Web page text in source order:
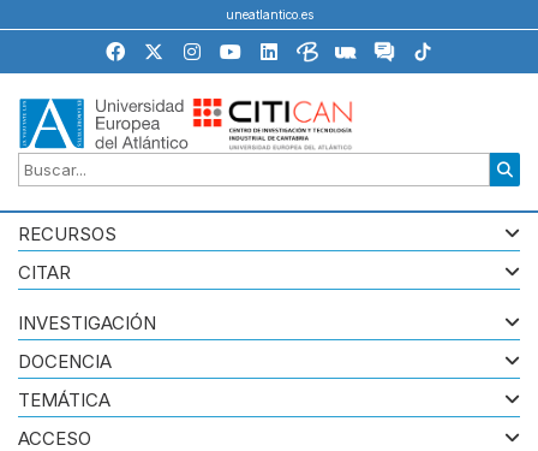
uneatlantico.es
RECURSOS
CITAR
INVESTIGACIÓN
DOCENCIA
TEMÁTICA
ACCESO